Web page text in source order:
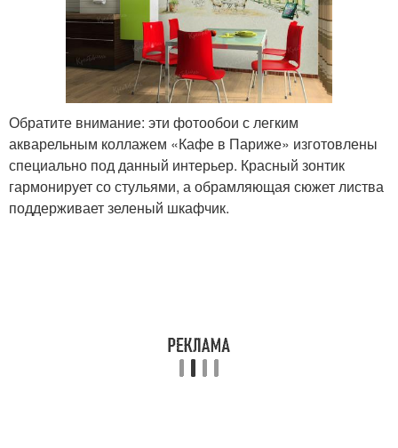
Обратите внимание: эти фотообои с легким
акварельным коллажем «Кафе в Париже» изготовлены
специально под данный интерьер. Красный зонтик
гармонирует со стульями, а обрамляющая сюжет листва
поддерживает зеленый шкафчик.